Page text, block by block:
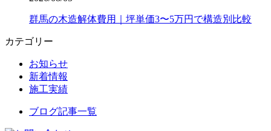
群馬の木造解体費用｜坪単価3〜5万円で構造別比較
カテゴリー
お知らせ
新着情報
施工実績
ブログ記事一覧